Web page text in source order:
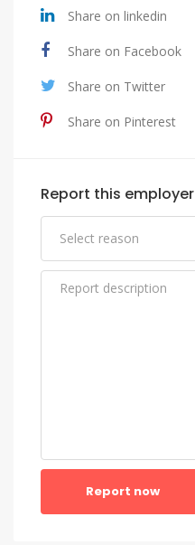
Share on linkedin
Share on Facebook
Share on Twitter
Share on Pinterest
Report this employer
Report now